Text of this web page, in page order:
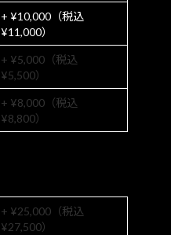
+ ¥10,000（税込
¥11,000）
+ ¥5,000（税込
¥5,500）
+ ¥8,000（税込
¥8,800）
+ ¥25,000（税込
¥27,500）